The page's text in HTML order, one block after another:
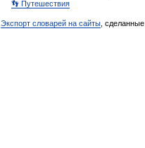
👣 Путешествия
Экспорт словарей на сайты ,